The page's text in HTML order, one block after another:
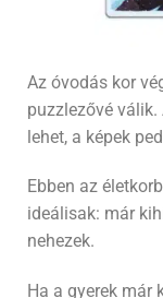
Az óvodás kor
puzzlezővé
lehet, a képek
Ebben az
ideálisak: már
nehezek.
Ha a gyerek már